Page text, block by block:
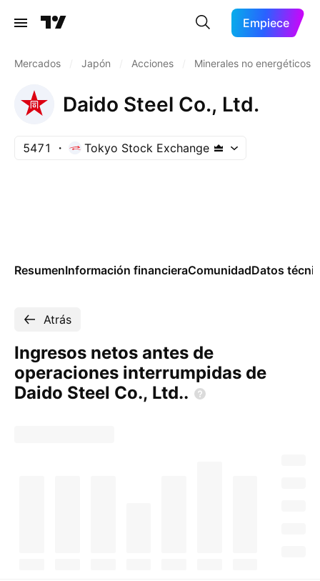
Empiece
Mercados Japón Acciones Minerales no energéticos
Daido Steel Co., Ltd.
5471 Tokyo Stock Exchange
ResumenInformación financieraComunidadDatos
Atrás
Ingresos netos antes de
operaciones interrumpidas de
Daido Steel Co., Ltd..